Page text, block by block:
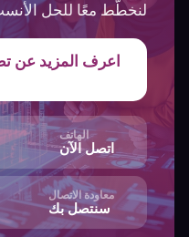
لنخطّط معًا للحل
اعرف المزيد عن
الهاتف
اتصل الآن
معاودة الاتصال
سنتصل بك